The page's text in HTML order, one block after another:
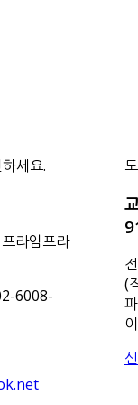
세요.
라임프라
6008-
(